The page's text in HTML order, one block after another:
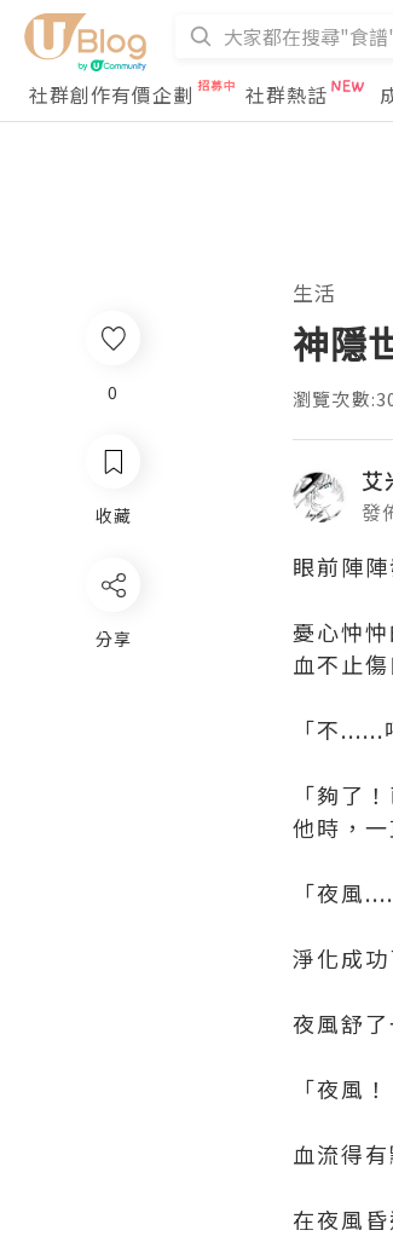
社群創作有價企劃 社群熱話
生活
神隱
瀏覽次數
艾
發
眼前陣
憂心忡
血不止傷
「不
「夠了
他時，
「夜風
淨化成
夜風舒
「夜風
血流得
在夜風
0
收藏
分享